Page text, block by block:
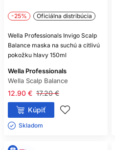
-25% Oficiálna distribúcia
Wella Professionals Invigo Scalp
Balance maska na suchú a citlivú
pokožku hlavy 150ml
Wella Professionals
Wella Scalp Balance
17.20 €
12.90 €
Kúpiť
Skladom ㅤ